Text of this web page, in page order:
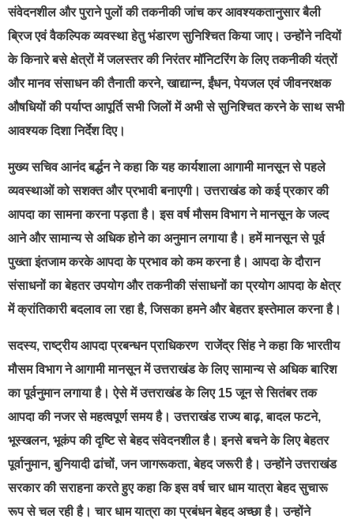
संवेदनशील और पुराने पुलों की तकनीकी जांच कर आवश्यकतानुसार बैली
ब्रिज एवं वैकल्पिक व्यवस्था हेतु भंडारण सुनिश्चित किया जाए। उन्होंने नदियों
के किनारे बसे क्षेत्रों में जलस्तर की निरंतर मॉनिटरिंग के लिए तकनीकी यंत्रों
और मानव संसाधन की तैनाती करने, खाद्यान्न, ईंधन, पेयजल एवं जीवनरक्षक
औषधियों की पर्याप्त आपूर्ति सभी जिलों में अभी से सुनिश्चित करने के साथ सभी
आवश्यक दिशा निर्देश दिए।
मुख्य सचिव आनंद बर्द्धन ने कहा कि यह कार्यशाला आगामी मानसून से पहले
व्यवस्थाओं को सशक्त और प्रभावी बनाएगी। उत्तराखंड को कई प्रकार की
आपदा का सामना करना पड़ता है। इस वर्ष मौसम विभाग ने मानसून के जल्द
आने और सामान्य से अधिक होने का अनुमान लगाया है। हमें मानसून से पूर्व
पुख्ता इंतजाम करके आपदा के प्रभाव को कम करना है। आपदा के दौरान
संसाधनों का बेहतर उपयोग और तकनीकी संसाधनों का प्रयोग आपदा के क्षेत्र
में क्रांतिकारी बदलाव ला रहा है, जिसका हमने और बेहतर इस्तेमाल करना है।
सदस्य, राष्ट्रीय आपदा प्रबन्धन प्राधिकरण राजेंद्र सिंह ने कहा कि भारतीय
मौसम विभाग ने आगामी मानसून में उत्तराखंड के लिए सामान्य से अधिक बारिश
का पूर्वनुमान लगाया है। ऐसे में उत्तराखंड के लिए 15 जून से सितंबर तक
आपदा की नजर से महत्वपूर्ण समय है। उत्तराखंड राज्य बाढ़, बादल फटने,
भूस्खलन, भूकंप की दृष्टि से बेहद संवेदनशील है। इनसे बचने के लिए बेहतर
पूर्वानुमान, बुनियादी ढांचों, जन जागरूकता, बेहद जरूरी है। उन्होंने उत्तराखंड
सरकार की सराहना करते हुए कहा कि इस वर्ष चार धाम यात्रा बेहद सुचारू
रूप से चल रही है। चार धाम यात्रा का प्रबंधन बेहद अच्छा है। उन्होंने